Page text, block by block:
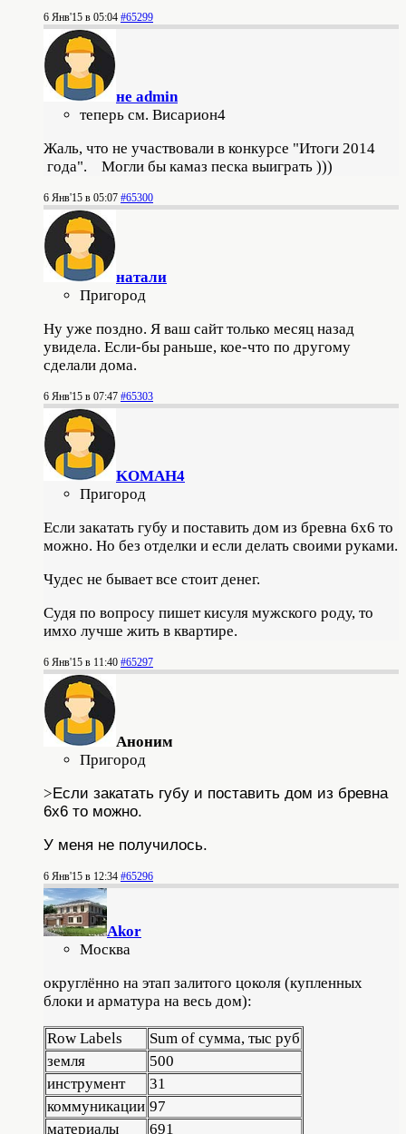
6 Янв'15 в 05:04 #65299
не admin
теперь см. Висариoн4
Жаль, что не участвовали в конкурсе "Итоги 2014
года". Могли бы камаз песка выиграть )))
6 Янв'15 в 05:07 #65300
натали
Пригород
Ну уже поздно. Я ваш сайт только месяц назад
увидела. Если-бы раньше, кое-что по другому
сделали дома.
6 Янв'15 в 07:47 #65303
KOMAH4
Пригород
Если закатать губу и поставить дом из бревна 6х6 то
можно. Но без отделки и если делать своими руками.
Чудес не бывает все стоит денег.
Судя по вопросу пишет кисуля мужского роду, то
имхо лучше жить в квартире.
6 Янв'15 в 11:40 #65297
Аноним
Пригород
>Если закатать губу и поставить дом из бревна
6х6 то можно.
У меня не получилось.
6 Янв'15 в 12:34 #65296
Akor
Москва
округлённо на этап залитого цоколя (купленных
блоки и арматура на весь дом):
Row Labels
Sum of сумма, тыс руб
земля
500
инструмент
31
коммуникации 97
материалы
691